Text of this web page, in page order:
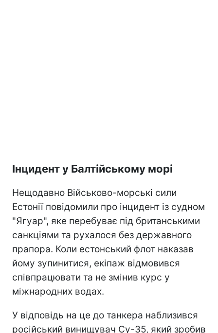
Інцидент у Балтійському морі
Нещодавно Військово-морські сили
Естонії повідомили про інцидент із судном
"Ягуар", яке перебуває під британськими
санкціями та рухалося без державного
прапора. Коли естонський флот наказав
йому зупинитися, екіпаж відмовився
співпрацювати та не змінив курс у
міжнародних водах.
У відповідь на це до танкера наблизився
російський винищувач Су-35, який зробив